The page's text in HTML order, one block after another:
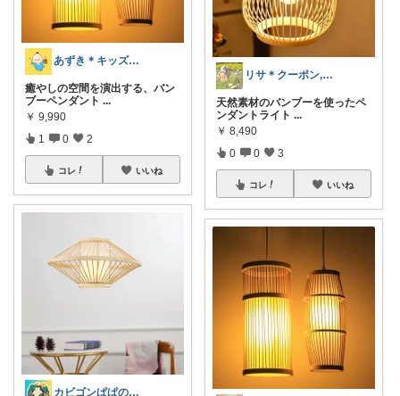
あずき＊キッズ＋ベビー＋マタニティ
癒やしの空間を演出する、バン
ブーペンダント ...
￥ 9,990
1 0 2
コレ いいね
カビゴンぱぱのイチオシ
リサ＊クーポン, お得情報, 人気商品
天然素材のバンブーを使ったペ
ンダントライト ...
￥ 8,490
0 0 3
コレ いいね